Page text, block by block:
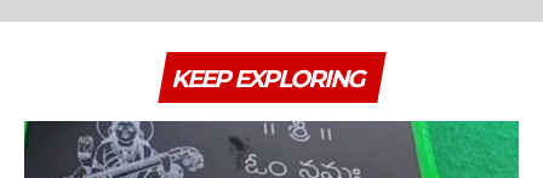
KEEP EXPLORING